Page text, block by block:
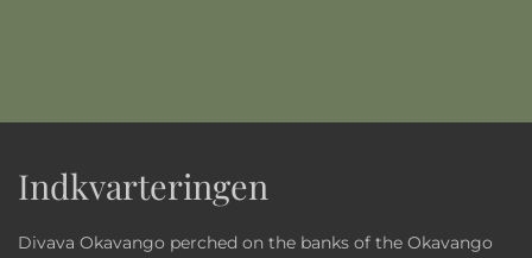
Indkvarteringen
Divava Okavango perched on the banks of the Okavango